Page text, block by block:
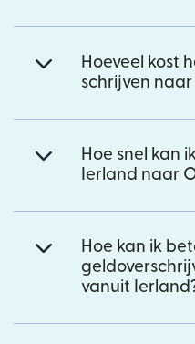
Hoeveel kost
schrijven
Hoe snel kan
Ierland naar
Hoe kan ik
vanuit